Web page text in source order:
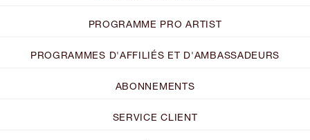
PROGRAMME PRO ARTIST
PROGRAMMES D'AFFILIÉS ET D'AMBASSADEURS
ABONNEMENTS
SERVICE CLIENT